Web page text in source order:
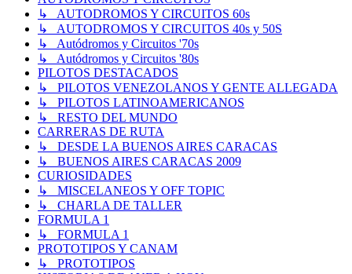
↳ AUTODROMOS Y CIRCUITOS 60s
↳ AUTODROMOS Y CIRCUITOS 40s y 50S
↳ Autódromos y Circuitos '70s
↳ Autódromos y Circuitos '80s
PILOTOS DESTACADOS
↳ PILOTOS VENEZOLANOS Y GENTE ALLEGADA
↳ PILOTOS LATINOAMERICANOS
↳ RESTO DEL MUNDO
CARRERAS DE RUTA
↳ DESDE LA BUENOS AIRES CARACAS
↳ BUENOS AIRES CARACAS 2009
CURIOSIDADES
↳ MISCELANEOS Y OFF TOPIC
↳ CHARLA DE TALLER
FORMULA 1
↳ FORMULA 1
PROTOTIPOS Y CANAM
↳ PROTOTIPOS